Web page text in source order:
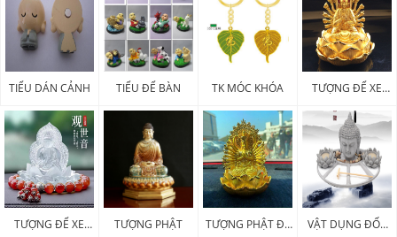
TIỂU DÁN CẢNH TIỂU ĐỂ BÀN TK MÓC KHÓA
TƯỢNG ĐỂ XE
TƯỢNG ĐỂ XE
TƯỢNG PHẬT
TƯỢNG PHẬT ĐỂ
VẬT DỤNG ĐỐT